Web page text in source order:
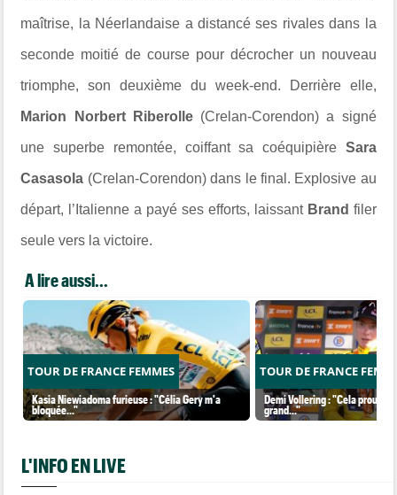
maîtrise, la Néerlandaise a distancé ses rivales dans la
seconde moitié de course pour décrocher un nouveau
triomphe, son deuxième du week-end. Derrière elle,
Marion Norbert Riberolle(Crelan-Corendon) a signé
une superbe remontée, coiffant sa coéquipière Sara
Casasola (Crelan-Corendon) dans le final. Explosive au
départ, l’Italienne a payé ses efforts, laissant Brand filer
seule vers la victoire.
A lire aussi...
TOUR DE FRANCE FEMMES
Kasia Niewiadoma furieuse : "Célia Gery m'a
bloquée..."
TOUR DE FRANCE
Demi Vollering : "Cela prouve
grand..."
L'INFO EN LIVE